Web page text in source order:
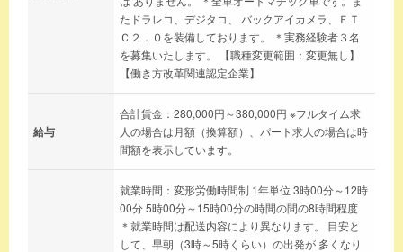
たドラレコ、デジタコ、 バックアイカメラ、ＥＴ
Ｃ２．０を装備しております。 ＊実務経験者３名
を募集いたします。 【職種変更範囲：変更無し】
【働き方改革関連認定企業】
給与
合計賃金：280,000円～380,000円 ※フルタイム求
人の場合は月額（換算額）、パート求人の場合は時
間額を表示しています。
就業時間：変形労働時間制 1年単位 3時00分～12時
00分 5時00分～15時00分の時間の間の8時間程度
＊就業時間は配送内容により異なります。 目安と
して、早朝（3時～5時くらい）の出発が 多くなり